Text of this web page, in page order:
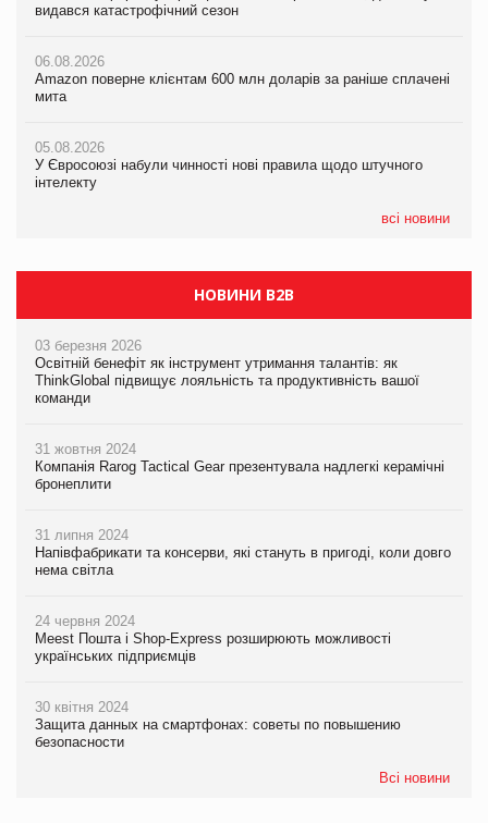
видався катастрофічний сезон
06.08.2026
Amazon поверне клієнтам 600 млн доларів за раніше сплачені
мита
05.08.2026
У Євросоюзі набули чинності нові правила щодо штучного
інтелекту
всі новини
Російська атака 5 серпня стала одним із наймасштабніших
05.08.2026
Смачне поповнення дитячого меню: у VARUS з’явилися
05.08.2026
Сергій Лісунов про заморожені хлібобулочні вироби на
мита
05.08.2026
У Євросоюзі набули чинності нові правила щодо штучного
інтелекту
05.08.2026
Рекламна платформа вимагає від Google компенсацію за
втрату 6,9 трлн рекламних показів
НОВИНИ B2B
03 березня 2026
Освітній бенефіт як інструмент утримання талантів: як
ThinkGlobal підвищує лояльність та продуктивність вашої
команди
31 жовтня 2024
Компанія Rarog Tactical Gear презентувала надлегкі керамічні
бронеплити
31 липня 2024
Напівфабрикати та консерви, які стануть в пригоді, коли довго
нема світла
24 червня 2024
Meest Пошта і Shop-Express розширюють можливості
українських підприємців
30 квітня 2024
Защита данных на смартфонах: советы по повышению
безопасности
Всі новини